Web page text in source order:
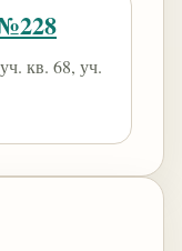
кв. 68, уч.